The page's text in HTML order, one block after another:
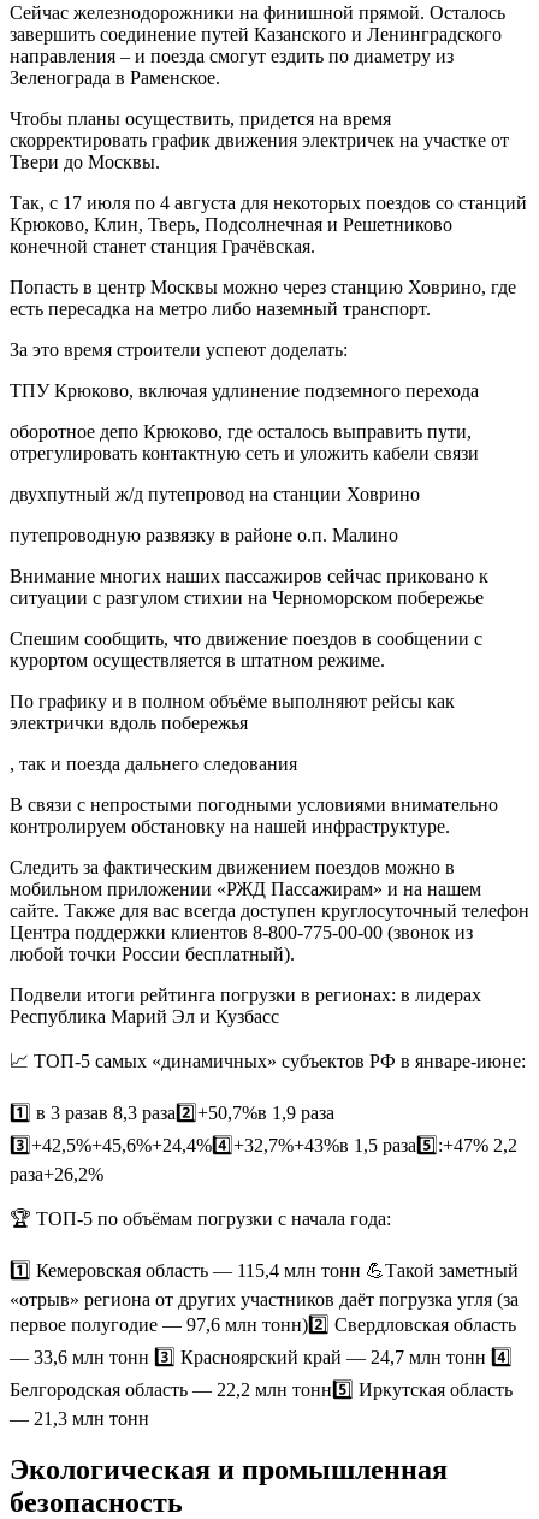
Сейчас железнодорожники на финишной прямой. Осталось
завершить соединение путей Казанского и Ленинградского
направления – и поезда смогут ездить по диаметру из
Зеленограда в Раменское.
Чтобы планы осуществить, придется на время
скорректировать график движения электричек на участке от
Твери до Москвы.
Так, с 17 июля по 4 августа для некоторых поездов со станций
Крюково, Клин, Тверь, Подсолнечная и Решетниково
конечной станет станция Грачёвская.
Попасть в центр Москвы можно через станцию Ховрино, где
есть пересадка на метро либо наземный транспорт.
За это время строители успеют доделать:
ТПУ Крюково, включая удлинение подземного перехода
оборотное депо Крюково, где осталось выправить пути,
отрегулировать контактную сеть и уложить кабели связи
двухпутный ж/д путепровод на станции Ховрино
путепроводную развязку в районе о.п. Малино
Внимание многих наших пассажиров сейчас приковано к
ситуации с разгулом стихии на Черноморском побережье
Спешим сообщить, что движение поездов в сообщении с
курортом осуществляется в штатном режиме.
По графику и в полном объёме выполняют рейсы как
электрички вдоль побережья
, так и поезда дальнего следования
В связи с непростыми погодными условиями внимательно
контролируем обстановку на нашей инфраструктуре.
Следить за фактическим движением поездов можно в
мобильном приложении «РЖД Пассажирам» и на нашем
сайте. Также для вас всегда доступен круглосуточный телефон
Центра поддержки клиентов 8-800-775-00-00 (звонок из
любой точки России бесплатный).
Подвели итоги рейтинга погрузки в регионах: в лидерах
Республика Марий Эл и Кузбасс
📈 ТОП-5 самых «динамичных» субъектов РФ в январе-июне:
1️⃣ в 3 разав 8,3 раза2️⃣+50,7%в 1,9 раза
3️⃣+42,5%+45,6%+24,4%4️⃣+32,7%+43%в 1,5 раза5️⃣:+47% 2,2
раза+26,2%
🏆 ТОП-5 по объёмам погрузки с начала года:
1️⃣ Кемеровская область — 115,4 млн тонн 💪Такой заметный
«отрыв» региона от других участников даёт погрузка угля (за
первое полугодие — 97,6 млн тонн)2️⃣ Свердловская область
— 33,6 млн тонн 3️⃣ Красноярский край — 24,7 млн тонн 4️⃣
Белгородская область — 22,2 млн тонн5️⃣ Иркутская область
— 21,3 млн тонн
Экологическая и промышленная
безопасность